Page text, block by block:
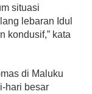
situasi
lebaran Idul
kondusif,” kata
di Maluku
hari besar